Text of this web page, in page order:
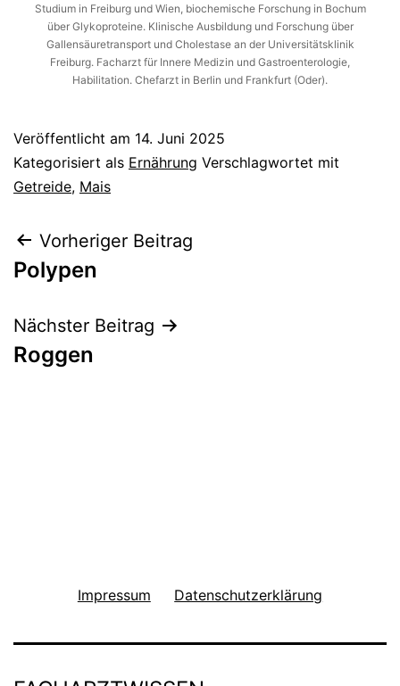
Studium in Freiburg und Wien, biochemische Forschung in Bochum
über Glykoproteine. Klinische Ausbildung und Forschung über
Gallensäuretransport und Cholestase an der Universitätsklinik
Freiburg. Facharzt für Innere Medizin und Gastroenterologie,
Habilitation. Chefarzt in Berlin und Frankfurt (Oder).
Veröffentlicht am 14. Juni 2025
Kategorisiert als Ernährung Verschlagwortet mit
Getreide, Mais
Beitragsnavigation
Vorheriger Beitrag
Polypen
Nächster Beitrag
Roggen
Impressum Datenschutzerklärung